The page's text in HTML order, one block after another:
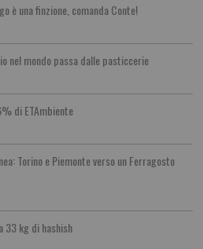
è una finzione, comanda Conte!
nel mondo passa dalle pasticcerie
di ETAmbiente
Torino e Piemonte verso un Ferragosto
33 kg di hashish